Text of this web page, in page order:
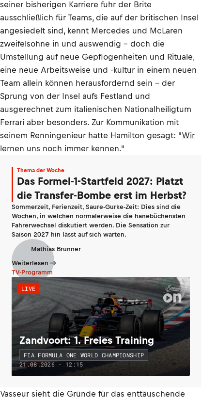
seiner bisherigen Karriere fuhr der Brite
ausschließlich für Teams, die auf der britischen Insel
angesiedelt sind, kennt Mercedes und McLaren
zweifelsohne in und auswendig – doch die
Umstellung auf neue Gepflogenheiten und Rituale,
eine neue Arbeitsweise und -kultur in einem neuen
Team allein können herausfordernd sein – der
Sprung von der Insel aufs Festland und
ausgerechnet zum italienischen Nationalheiligtum
Ferrari aber besonders. Zur Kommunikation mit
seinem Renningenieur hatte Hamilton gesagt: "Wir
lernen uns noch immer kennen."
Thema der Woche
Das Formel-1-Startfeld 2027: Platzt
die Transfer-Bombe erst im Herbst?
Sommerzeit, Ferienzeit, Saure-Gurke-Zeit: Dies sind die
Wochen, in welchen normalerweise die hanebüchensten
Fahrerwechsel diskutiert werden. Die Sensation zur
Saison 2027 hin lässt auf sich warten.
Mathias Brunner
Weiterlesen
TV-Programm
LIVE
Zandvoort: 1. Freies Training
FIA FORMULA ONE WORLD CHAMPIONSHIP
21.08.2026 - 12:15
Vasseur sieht die Gründe für das enttäuschende